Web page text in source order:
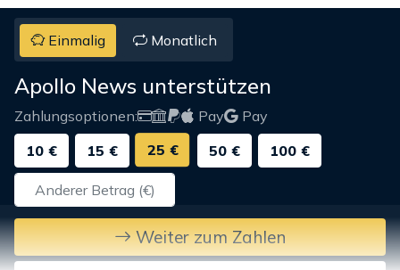
Einmalig Monatlich
Apollo News unterstützen
Zahlungsoptionen: Pay
Pay
10 €
15 € 25 € 50 € 100 €
Weiter zum Zahlen